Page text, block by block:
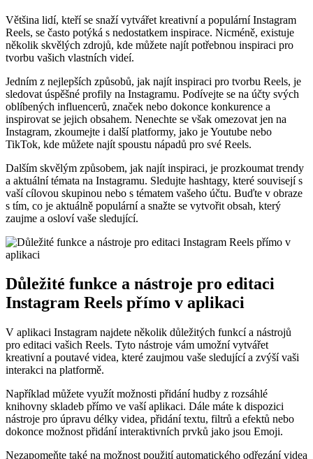
Většina lidí, kteří se snaží vytvářet kreativní a populární Instagram
Reels, se často potýká s nedostatkem inspirace. Nicméně, existuje
několik skvělých zdrojů, kde můžete najít potřebnou inspiraci pro
tvorbu vašich vlastních videí.
Jedním z nejlepších způsobů, jak najít inspiraci pro tvorbu Reels, je
sledovat úspěšné profily na Instagramu. Podívejte se na účty svých
oblíbených influencerů, značek nebo dokonce konkurence a
inspirovat se jejich obsahem. Nenechte se však omezovat jen na
Instagram, zkoumejte i další platformy, jako je Youtube nebo
TikTok, kde můžete najít spoustu nápadů pro své Reels.
Dalším skvělým způsobem, jak najít inspiraci, je prozkoumat trendy
a aktuální témata na Instagramu. Sledujte hashtagy, které souvisejí s
vaší cílovou skupinou nebo s tématem vašeho účtu. Buďte v obraze
s tím, co je aktuálně populární a snažte se vytvořit obsah, který
zaujme a osloví vaše sledující.
Důležité funkce a nástroje pro editaci
Instagram Reels přímo v aplikaci
V aplikaci Instagram najdete několik důležitých funkcí a nástrojů
pro editaci vašich Reels. Tyto nástroje vám umožní vytvářet
kreativní a poutavé videa, které zaujmou vaše sledující a zvýší vaši
interakci na platformě.
Například můžete využít možnosti přidání hudby z rozsáhlé
knihovny skladeb přímo ve vaší aplikaci. Dále máte k dispozici
nástroje pro úpravu délky videa, přidání textu, filtrů a efektů nebo
dokonce možnost přidání interaktivních prvků jako jsou Emoji.
Nezapomeňte také na možnost použití automatického odřezání videa